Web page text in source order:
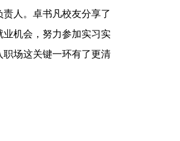
人。卓书凡校友分享了
机会，努力参加实习实
场这关键一环有了更清